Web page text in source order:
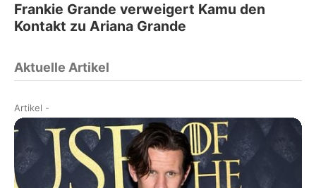
Frankie Grande verweigert Kamu den
Kontakt zu Ariana Grande
Aktuelle Artikel
Artikel -